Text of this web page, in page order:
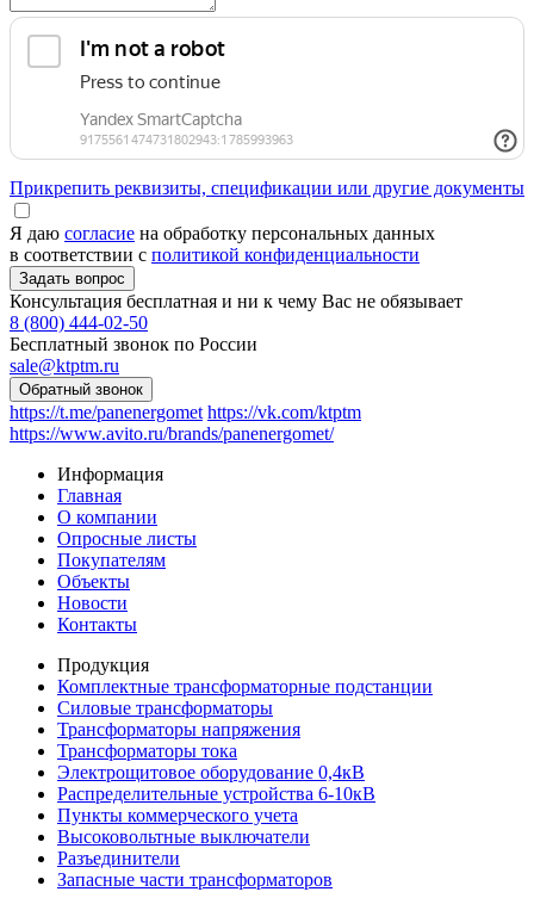
Прикрепить реквизиты, спецификации или другие документы
Я даю согласие на обработку персональных данных
в соответствии с политикой конфиденциальности
Консультация бесплатная и ни к чему Вас не обязывает
8 (800) 444-02-50
Бесплатный звонок по России
sale@ktptm.ru
https://t.me/panenergomet https://vk.com/ktptm
https://www.avito.ru/brands/panenergomet/
Информация
Главная
О компании
Опросные листы
Покупателям
Объекты
Новости
Контакты
Продукция
Комплектные трансформаторные подстанции
Силовые трансформаторы
Трансформаторы напряжения
Трансформаторы тока
Электрощитовое оборудование 0,4кВ
Распределительные устройства 6-10кВ
Пункты коммерческого учета
Высоковольтные выключатели
Разъединители
Запасные части трансформаторов